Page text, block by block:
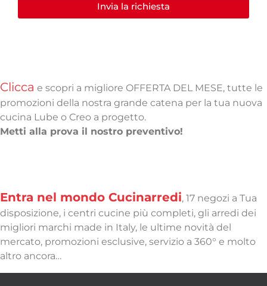
Invia la richiesta
Clicca e scopri a migliore OFFERTA DEL MESE, tutte le
promozioni della nostra grande catena per la tua nuova
cucina Lube o Creo a progetto.
Metti alla prova il nostro preventivo!
Entra nel mondo Cucinarredi, 17 negozi a Tua
disposizione, i centri cucine più completi, gli arredi dei
migliori marchi made in Italy, le ultime novità del
mercato, promozioni esclusive, servizio a 360° e molto
altro ancora…